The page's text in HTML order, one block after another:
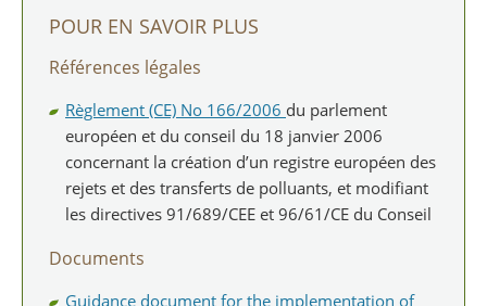
POUR EN SAVOIR PLUS
Références légales
Règlement (CE) No 166/2006 du parlement
européen et du conseil du 18 janvier 2006
concernant la création d’un registre européen des
rejets et des transferts de polluants, et modifiant
les directives 91/689/CEE et 96/61/CE du Conseil
Documents
Guidance document for the implementation of